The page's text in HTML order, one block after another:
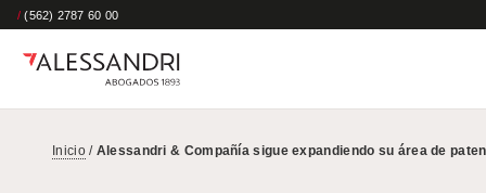
/ (562) 2787 60 00
Inicio/ Alessandri & Compañía sigue expandiendo su área de